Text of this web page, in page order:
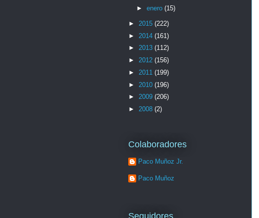
► enero (15)
► 2015 (222)
► 2014 (161)
► 2013 (112)
► 2012 (156)
► 2011 (199)
► 2010 (196)
► 2009 (206)
► 2008 (2)
Colaboradores
Paco Muñoz Jr.
Paco Muñoz